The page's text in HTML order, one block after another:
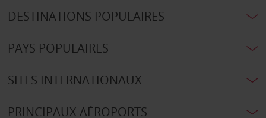
DESTINATIONS POPULAIRES
PAYS POPULAIRES
SITES INTERNATIONAUX
PRINCIPAUX AÉROPORTS